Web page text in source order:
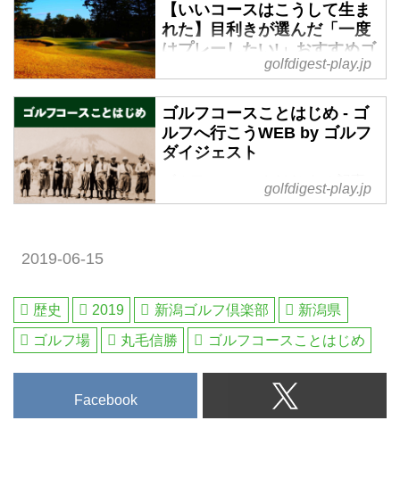
【いいコースはこうして生ま
れた】目利きが選んだ「一度
はプレーしたい!」おすすめゴ
ルフ場。掲載一覧はこちら -
フダイジェスト
神戸に居留していた英国人貿易商
アーサー・H・グルームが六甲山
間との団らんから「ここにゴルフ
golfdigest-play.jp
ゴルフコースことはじめ - ゴ
ルフへ行こうWEB by ゴルフ
ダイジェスト
ゴルフコースことはじめ の記事
一覧 - 沖縄から北海道まで全国の
フ場会員権の売買、ゴルフダイジ
ェストだけのお得なメンバーシッ
プ情報。初心者・アベレージから
を毎日配信。編集の目利きが作る
ゴルフダイジェストの公式総合サ
golfdigest-play.jp
2019-06-15
歴史 2019 新潟ゴルフ倶楽部
新潟県
ゴルフ場
丸毛信勝 ゴルフコースことはじめ
Facebook